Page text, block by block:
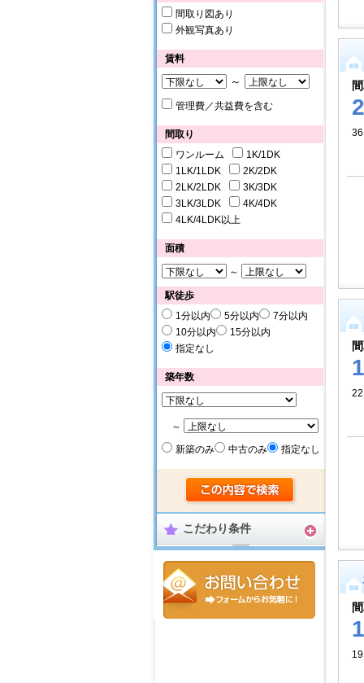
間取り図あり
外観写真あり
賃料
～
管理費／共益費を含む
間取り
ワンルーム
1K/1DK
1LK/1LDK
2K/2DK
2LK/2LDK
3K/3DK
3LK/3LDK
4K/4DK
4LK/4LDK以上
面積
～
駅徒歩
1分以内
5分以内
7分以内
10分以内
15分以内
指定なし
築年数
～
新築のみ
中古のみ 指定なし
こだわり条件